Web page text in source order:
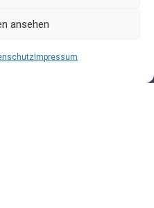
ansehen
Impressum